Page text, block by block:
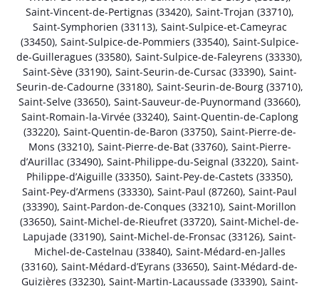
Saint-Vincent-de-Pertignas (33420), Saint-Trojan (33710),
Saint-Symphorien (33113), Saint-Sulpice-et-Cameyrac
(33450), Saint-Sulpice-de-Pommiers (33540), Saint-Sulpice-
de-Guilleragues (33580), Saint-Sulpice-de-Faleyrens (33330),
Saint-Sève (33190), Saint-Seurin-de-Cursac (33390), Saint-
Seurin-de-Cadourne (33180), Saint-Seurin-de-Bourg (33710),
Saint-Selve (33650), Saint-Sauveur-de-Puynormand (33660),
Saint-Romain-la-Virvée (33240), Saint-Quentin-de-Caplong
(33220), Saint-Quentin-de-Baron (33750), Saint-Pierre-de-
Mons (33210), Saint-Pierre-de-Bat (33760), Saint-Pierre-
d’Aurillac (33490), Saint-Philippe-du-Seignal (33220), Saint-
Philippe-d’Aiguille (33350), Saint-Pey-de-Castets (33350),
Saint-Pey-d’Armens (33330), Saint-Paul (87260), Saint-Paul
(33390), Saint-Pardon-de-Conques (33210), Saint-Morillon
(33650), Saint-Michel-de-Rieufret (33720), Saint-Michel-de-
Lapujade (33190), Saint-Michel-de-Fronsac (33126), Saint-
Michel-de-Castelnau (33840), Saint-Médard-en-Jalles
(33160), Saint-Médard-d’Eyrans (33650), Saint-Médard-de-
Guizières (33230), Saint-Martin-Lacaussade (33390), Saint-